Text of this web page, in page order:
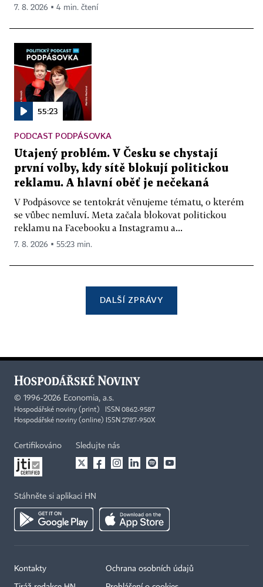
7. 8. 2026 ▪ 4 min. čtení
55:23
PODCAST PODPÁSOVKA
Utajený problém. V Česku se chystají
první volby, kdy sítě blokují politickou
reklamu. A hlavní oběť je nečekaná
V Podpásovce se tentokrát věnujeme tématu, o kterém
se vůbec nemluví. Meta začala blokovat politickou
reklamu na Facebooku a Instagramu a...
7. 8. 2026 ▪ 55:23 min.
DALŠÍ ZPRÁVY
© 1996-2026 Economia, a.s.
Hospodářské noviny (print) ISSN 0862-9587
Hospodářské noviny (online) ISSN 2787-950X
Certifikováno Sledujte nás
Stáhněte si aplikaci HN
Kontakty Ochrana osobních údajů